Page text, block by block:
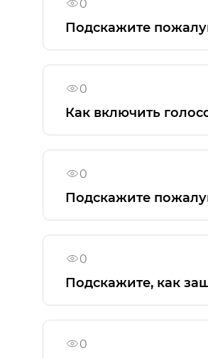
0
Подскажите
Чугунный блок
0
Как включить
Включить голосового
0
Подскажите
На GS4 применяется
0
Подскажите, как
Используется
0